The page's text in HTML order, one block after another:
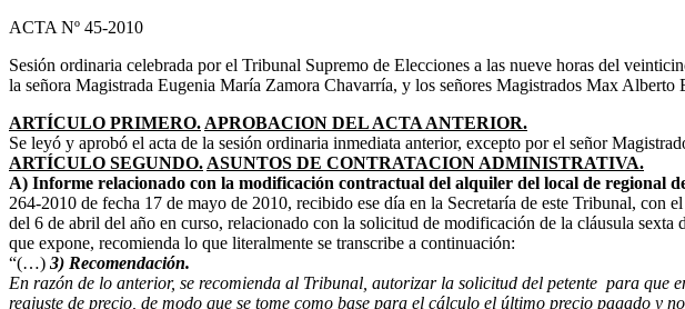
ACTA Nº 45-2010
Sesión ordinaria celebrada por el Tribunal Supremo de Elecciones a las nueve horas del
la señora Magistrada Eugenia María Zamora Chavarría, y los señores Magistrados Max
ARTÍCULO PRIMERO. APROBACION DEL ACTA ANTERIOR.
Se leyó y aprobó el acta de la sesión ordinaria inmediata anterior, excepto por el señor
ARTÍCULO SEGUNDO. ASUNTOS DE CONTRATACION ADMINISTRATIVA.
A) Informe relacionado con la modificación contractual del alquiler del local de regional
264-2010 de fecha 17 de mayo de 2010, recibido ese día en la Secretaría de este Tribunal,
del 6 de abril del año en curso, relacionado con la solicitud de modificación de la cláusula
que expone, recomienda lo que literalmente se transcribe a continuación:
“(…) 3) Recomendación.
En razón de lo anterior, se recomienda al Tribunal, autorizar la solicitud del petente para que
reajuste de precio, de modo que se tome como base para el cálculo el último precio pagado